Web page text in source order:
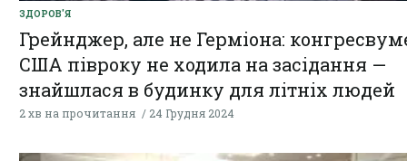
ЗДОРОВ'Я
Грейнджер, але не Герміона:
США півроку не ходила на засідання —
знайшлася в будинку для літніх людей
2 хв на прочитання 24 Грудня 2024